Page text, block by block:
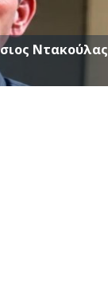
Ντακούλας